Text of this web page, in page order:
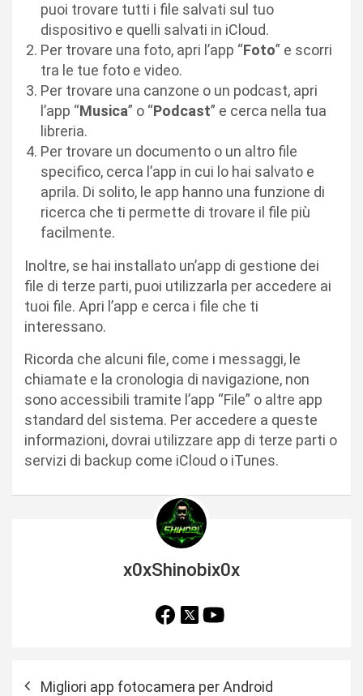
puoi trovare tutti i file salvati sul tuo
dispositivo e quelli salvati in iCloud.
Per trovare una foto, apri l’app “Foto” e scorri
tra le tue foto e video.
Per trovare una canzone o un podcast, apri
l’app “Musica” o “Podcast” e cerca nella tua
libreria.
Per trovare un documento o un altro file
specifico, cerca l’app in cui lo hai salvato e
aprila. Di solito, le app hanno una funzione di
ricerca che ti permette di trovare il file più
facilmente.
Inoltre, se hai installato un’app di gestione dei
file di terze parti, puoi utilizzarla per accedere ai
tuoi file. Apri l’app e cerca i file che ti
interessano.
Ricorda che alcuni file, come i messaggi, le
chiamate e la cronologia di navigazione, non
sono accessibili tramite l’app “File” o altre app
standard del sistema. Per accedere a queste
informazioni, dovrai utilizzare app di terze parti o
servizi di backup come iCloud o iTunes.
x0xShinobix0x
Migliori app fotocamera per Android